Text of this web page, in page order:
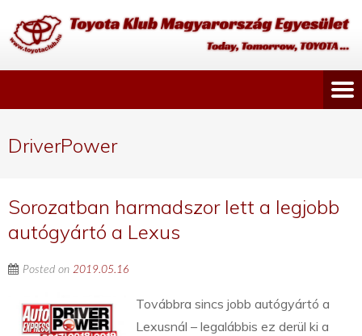
DriverPower
Sorozatban harmadszor lett a legjobb
autógyártó a Lexus
Posted on 2019.05.16
Továbbra sincs jobb autógyártó a
Lexusnál – legalábbis ez derül ki a